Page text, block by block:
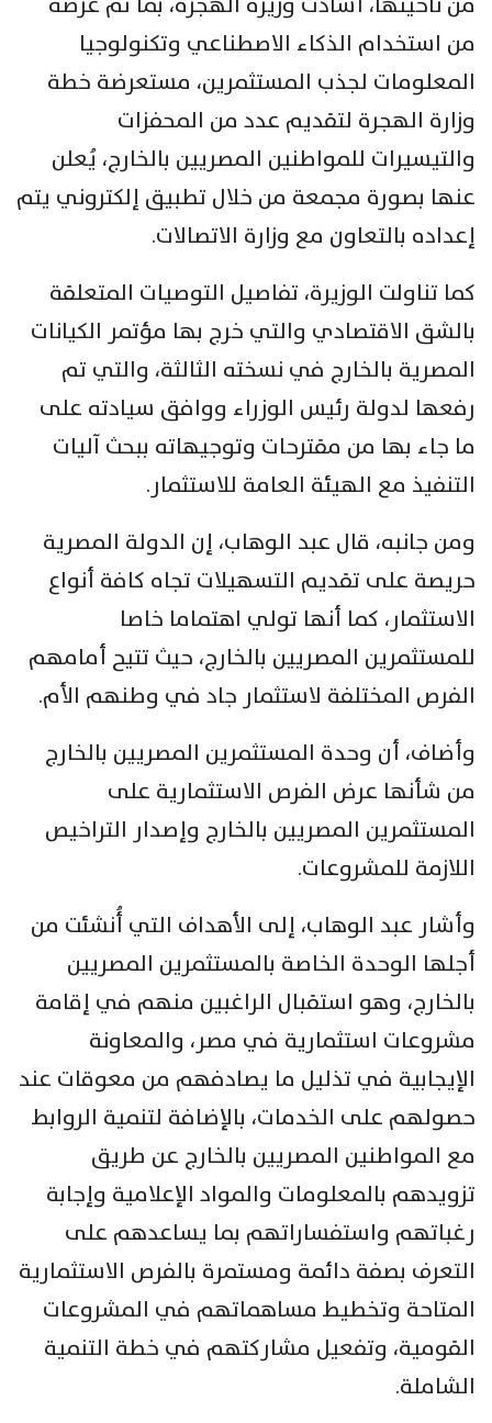
من استخدام الذكاء الاصطناعي وتكنولوجيا
المعلومات لجذب المستثمرين، مستعرضة خطة
وزارة الهجرة لتقديم عدد من المحفزات
والتيسيرات للمواطنين المصريين بالخارج، يُعلن
عنها بصورة مجمعة من خلال تطبيق إلكتروني يتم
إعداده بالتعاون مع وزارة الاتصالات.
كما تناولت الوزيرة، تفاصيل التوصيات المتعلقة
بالشق الاقتصادي والتي خرج بها مؤتمر الكيانات
المصرية بالخارج في نسخته الثالثة، والتي تم
رفعها لدولة رئيس الوزراء ووافق سيادته على
ما جاء بها من مقترحات وتوجيهاته ببحث آليات
التنفيذ مع الهيئة العامة للاستثمار.
ومن جانبه، قال عبد الوهاب، إن الدولة المصرية
حريصة على تقديم التسهيلات تجاه كافة أنواع
الاستثمار، كما أنها تولي اهتماما خاصا
للمستثمرين المصريين بالخارج، حيث تتيح أمامهم
الفرص المختلفة لاستثمار جاد في وطنهم الأم.
وأضاف، أن وحدة المستثمرين المصريين بالخارج
من شأنها عرض الفرص الاستثمارية على
المستثمرين المصريين بالخارج وإصدار التراخيص
اللازمة للمشروعات.
وأشار عبد الوهاب، إلى الأهداف التي أُنشئت من
أجلها الوحدة الخاصة بالمستثمرين المصريين
بالخارج، وهو استقبال الراغبين منهم في إقامة
مشروعات استثمارية في مصر، والمعاونة
الإيجابية في تذليل ما يصادفهم من معوقات عند
حصولهم على الخدمات، بالإضافة لتنمية الروابط
مع المواطنين المصريين بالخارج عن طريق
تزويدهم بالمعلومات والمواد الإعلامية وإجابة
رغباتهم واستفساراتهم بما يساعدهم على
التعرف بصفة دائمة ومستمرة بالفرص الاستثمارية
المتاحة وتخطيط مساهماتهم في المشروعات
القومية، وتفعيل مشاركتهم في خطة التنمية
الشاملة.